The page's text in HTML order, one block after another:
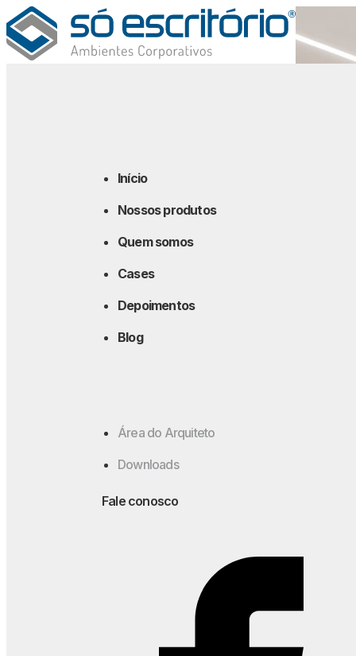
Início
Nossos produtos
Quem somos
Cases
Depoimentos
Blog
Área do Arquiteto
Downloads
Fale conosco